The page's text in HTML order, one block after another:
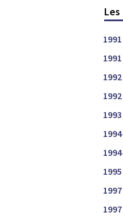
1991
1991
1992
1992
1993
1994
1994
1995
1997
1997